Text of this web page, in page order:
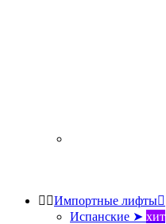
 Импортные лифты
Испанские ➤ хит